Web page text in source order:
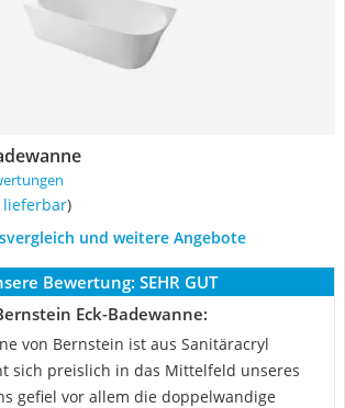
lieferbar)
und weitere Angebote
Bewertung: SEHR GUT
Eck-Badewanne:
von Bernstein ist aus Sanitäracryl
sich preislich in das Mittelfeld unseres
gefiel vor allem die doppelwandige